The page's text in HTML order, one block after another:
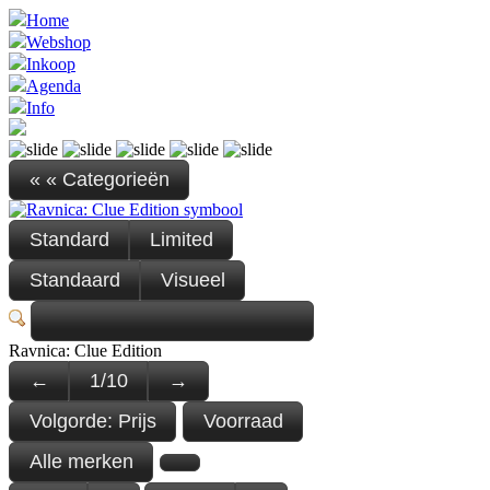
Home
Webshop
Inkoop
Agenda
Info
« « Categorieën
Standard
Limited
Standaard
Visueel
Ravnica: Clue Edition
← 1/10
→
Volgorde: Prijs
Voorraad
Alle merken